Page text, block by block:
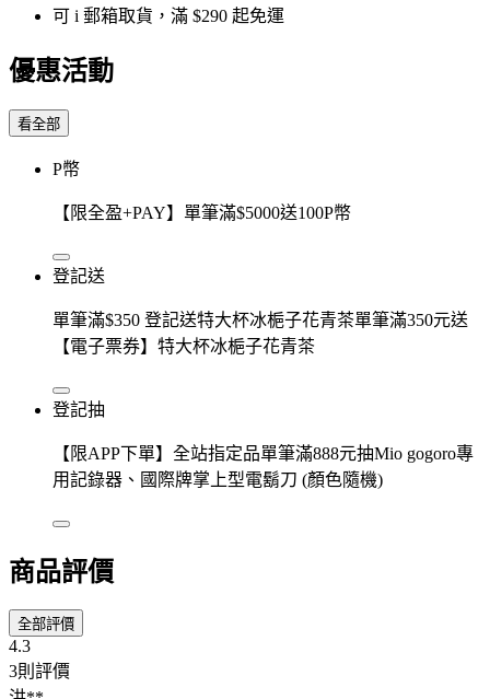
可 i 郵箱取貨，滿 $290 起免運
優惠活動
看全部
P幣
【限全盈+PAY】單筆滿$5000送100P幣
登記送
單筆滿$350 登記送特大杯冰梔子花青茶單筆滿350元送
【電子票券】特大杯冰梔子花青茶
登記抽
【限APP下單】全站指定品單筆滿888元抽Mio gogoro專
用記錄器、國際牌掌上型電鬍刀 (顏色隨機)
商品評價
全部評價
4.3
3則評價